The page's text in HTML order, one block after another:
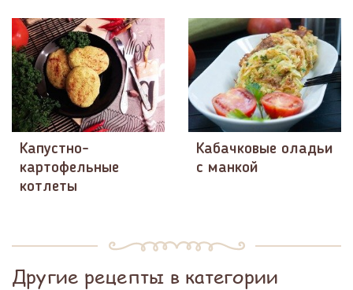
Капустно-
картофельные
котлеты
Кабачковые оладьи
с манкой
Другие рецепты в категории